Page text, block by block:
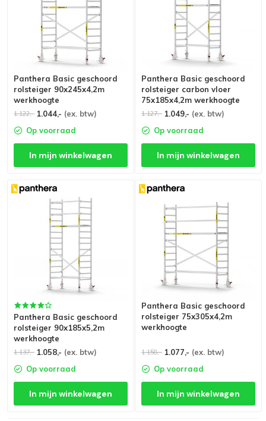
Panthera Basic geschoord
rolsteiger 90x245x4,2m
werkhoogte
1.122,- 1.044,- (ex. btw)
Op voorraad
In mijn winkelwagen
Panthera Basic geschoord
rolsteiger carbon vloer
75x185x4,2m werkhoogte
1.127,- 1.049,- (ex. btw)
Op voorraad
In mijn winkelwagen
Panthera Basic geschoord
rolsteiger 90x185x5,2m
werkhoogte
1.137,- 1.058,- (ex. btw)
Op voorraad
In mijn winkelwagen
Panthera Basic geschoord
rolsteiger 75x305x4,2m
werkhoogte
1.158,- 1.077,- (ex. btw)
Op voorraad
In mijn winkelwagen